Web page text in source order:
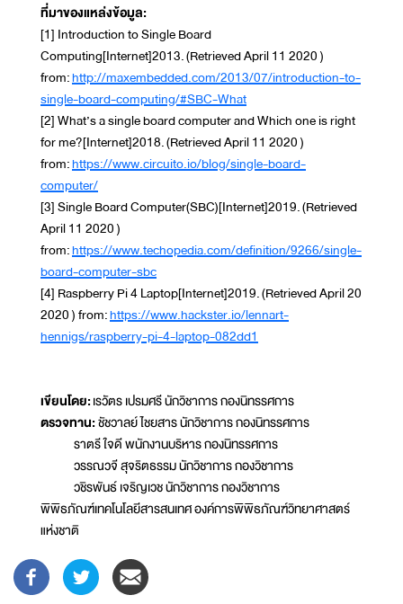
ที่มาของแหล่งข้อมูล:
[1] Introduction to Single Board
Computing[Internet]2013. (Retrieved April 11 2020 )
from:http://maxembedded.com/2013/07/introduction-to-
single-board-computing/#SBC-What
[2] What’s a single board computer and Which one is right
for me?[Internet]2018. (Retrieved April 11 2020 )
from:https://www.circuito.io/blog/single-board-
computer/
[3] Single Board Computer(SBC)[Internet]2019. (Retrieved
April 11 2020 )
from:https://www.techopedia.com/definition/9266/single-
board-computer-sbc
[4] Raspberry Pi 4 Laptop[Internet]2019. (Retrieved April 20
2020 ) from:https://www.hackster.io/lennart-
hennigs/raspberry-pi-4-laptop-082dd1
เขียนโดย:เรวัตร เปรมศรี นักวิชาการ กองนิทรรศการ
ตรวจทาน:ชัชวาลย์ ไชยสาร นักวิชาการ กองนิทรรศการ
ราตรี ใจดี พนักงานบริหาร กองนิทรรศการ
วรรณวจี สุจริตธรรม นักวิชาการ กองวิชาการ
วชิรพันธ์ เจริญเวช นักวิชาการ กองวิชาการ
พิพิธภัณฑ์เทคโนโลยีสารสนเทศ องค์การพิพิธภัณฑ์วิทยาศาสตร์
แห่งชาติ